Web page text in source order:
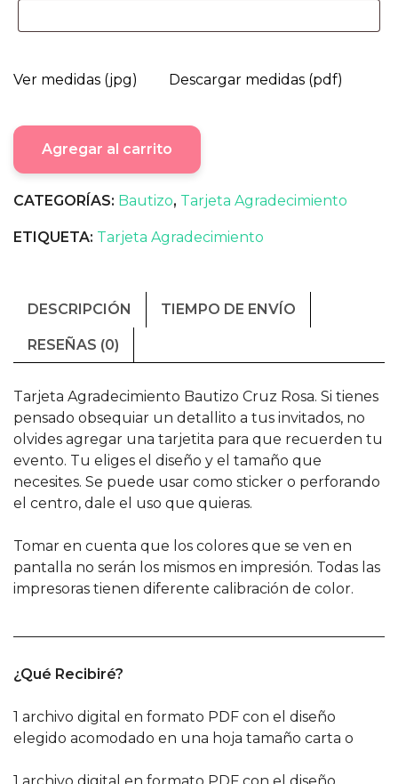
Ver medidas (jpg) Descargar medidas (pdf)
Agregar al carrito
CATEGORÍAS: Bautizo, Tarjeta Agradecimiento
ETIQUETA: Tarjeta Agradecimiento
DESCRIPCIÓN TIEMPO DE ENVÍO
RESEÑAS (0)
Tarjeta Agradecimiento Bautizo Cruz Rosa. Si tienes
pensado obsequiar un detallito a tus invitados, no
olvides agregar una tarjetita para que recuerden tu
evento. Tu eliges el diseño y el tamaño que
necesites. Se puede usar como sticker o perforando
el centro, dale el uso que quieras.
Tomar en cuenta que los colores que se ven en
pantalla no serán los mismos en impresión. Todas las
impresoras tienen diferente calibración de color.
¿Qué Recibiré?
1 archivo digital en formato PDF con el diseño
elegido acomodado en una hoja tamaño carta o